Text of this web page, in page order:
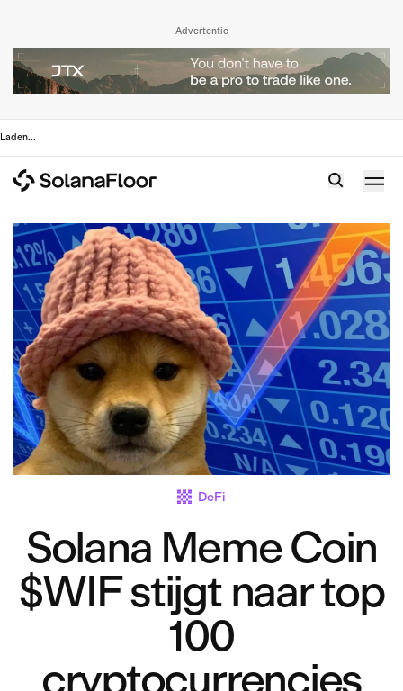
Advertentie
Laden...
DeFi
Solana Meme Coin
$WIF stijgt naar top
100
cryptocurrencies